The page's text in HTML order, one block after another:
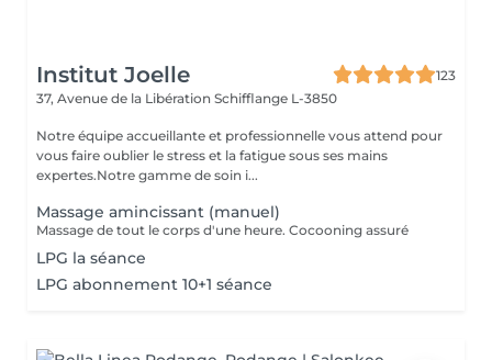
Institut Joelle
123
37, Avenue de la Libération Schifflange L-3850
Notre équipe accueillante et professionnelle vous attend pour
vous faire oublier le stress et la fatigue sous ses mains
expertes.Notre gamme de soin i...
Massage amincissant (manuel)
Massage de tout le corps d'une heure. Cocooning assuré
LPG la séance
LPG abonnement 10+1 séance